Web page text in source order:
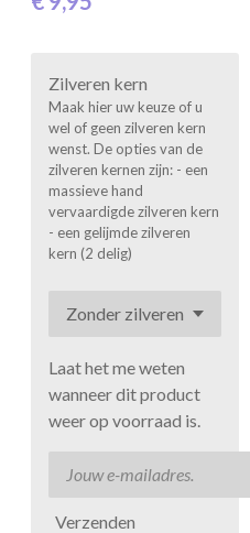
Zilveren kern
Maak hier uw keuze of u
wel of geen zilveren kern
wenst. De opties van de
zilveren kernen zijn: - een
massieve hand
vervaardigde zilveren kern
- een gelijmde zilveren
kern (2 delig)
Laat het me weten
wanneer dit product
weer op voorraad is.
Verzenden